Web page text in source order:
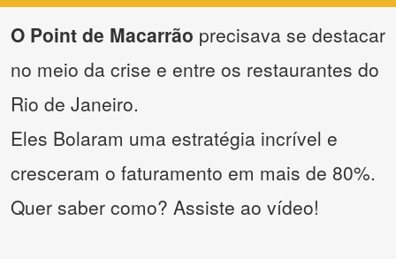
O Point de Macarrão precisava se destacar
no meio da crise e entre os restaurantes do
Rio de Janeiro.
Eles Bolaram uma estratégia incrível e
cresceram o faturamento em mais de 80%.
Quer saber como? Assiste ao vídeo!